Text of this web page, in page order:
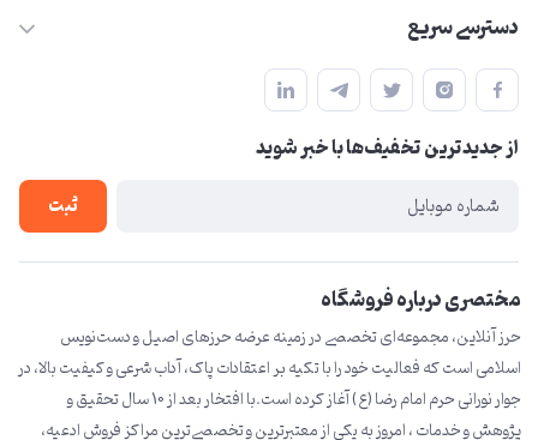
09210446578
herzeonline@gmail.com
مشهد مقدس ،خیابان امام رضا(ع) ، حرم مطهر رضوی ، فلکه آب ، بازار
امام رضا (ع)
دسترسی سریع
حساب کاربری
مجله فروشگاه
لیست محصولات
درباره ما
از جدید‌ترین تخفیف‌ها با‌ خبر شوید
ثبت
مختصری درباره فروشگاه
حرز آنلاین، مجموعه‌ای تخصصی در زمینه عرضه حرزهای اصیل و دست‌نویس
اسلامی است که فعالیت خود را با تکیه بر اعتقادات پاک، آداب شرعی و کیفیت بالا، در
جوار نورانی حرم امام رضا (ع) آغاز کرده است.با افتخار بعد از 10 سال تحقیق و
پژوهش و خدمات ، امروز به یکی از معتبرترین و تخصصی‌ترین مراکز فروش ادعیه،